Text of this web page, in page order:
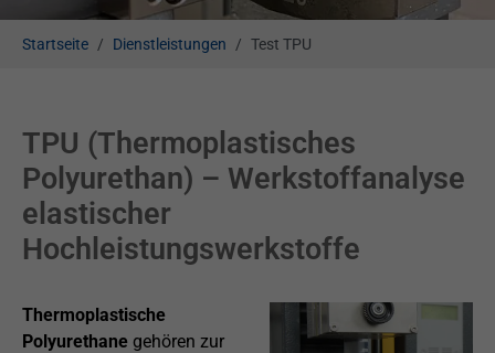
Startseite Dienstleistungen Test TPU
TPU (Thermoplastisches
Polyurethan) – Werkstoffanalyse
elastischer
Hochleistungswerkstoffe
Thermoplastische
Polyurethane gehören zur